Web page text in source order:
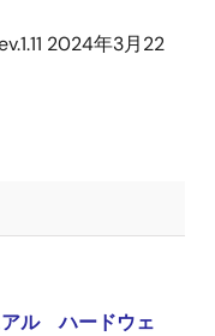
2024年3月22
アル ハードウェ